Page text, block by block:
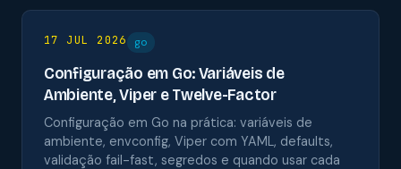
17 JUL 2026 go
Configuração em Go: Variáveis de
Ambiente, Viper e Twelve-Factor
Configuração em Go na prática: variáveis de
ambiente, envconfig, Viper com YAML, defaults,
validação fail-fast, segredos e quando usar cada